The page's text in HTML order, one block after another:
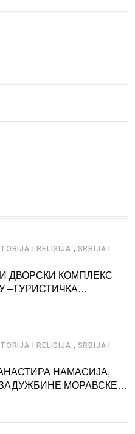
I RELIGIJA , SRBIJA I
ДВОРСКИ КОМПЛЕКС
–ТУРИСТИЧКА
I RELIGIJA , SRBIJA I
НАМАСИЈА,
МОРАВСКЕ